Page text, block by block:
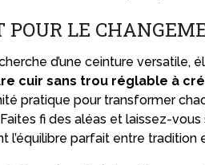
POUR LE
d’une ceinture versatile,
cuir sans trou réglable à
pratique pour transformer
fi des aléas et laissez-
l’équilibre parfait entre tradition